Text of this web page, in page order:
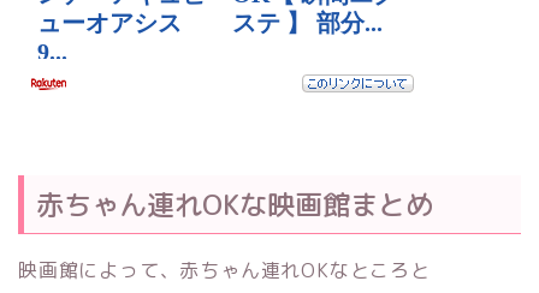
赤ちゃん連れOKな映画館まとめ
映画館によって、赤ちゃん連れOKなところと